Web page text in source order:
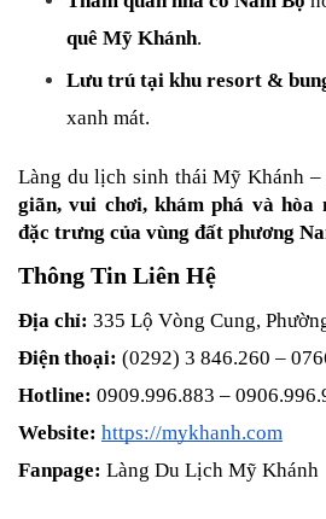
quê Mỹ Khánh.
Lưu trú tại khu resort &
xanh mát.
Làng du lịch sinh thái Mỹ Khánh –
giãn, vui chơi, khám phá và hòa
đặc trưng của vùng đất phương
Thông Tin Liên Hệ
Địa chỉ: 335 Lộ Vòng Cung,
Điện thoại: (0292) 3 846.260 –
Hotline: 0909.996.883 –
Website: https://mykhanh.com
Fanpage: Làng Du Lịch Mỹ Khánh